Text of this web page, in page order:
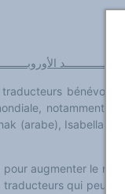
bénévoles
notamment :
(arabe), Isabella
augmenter le
qui